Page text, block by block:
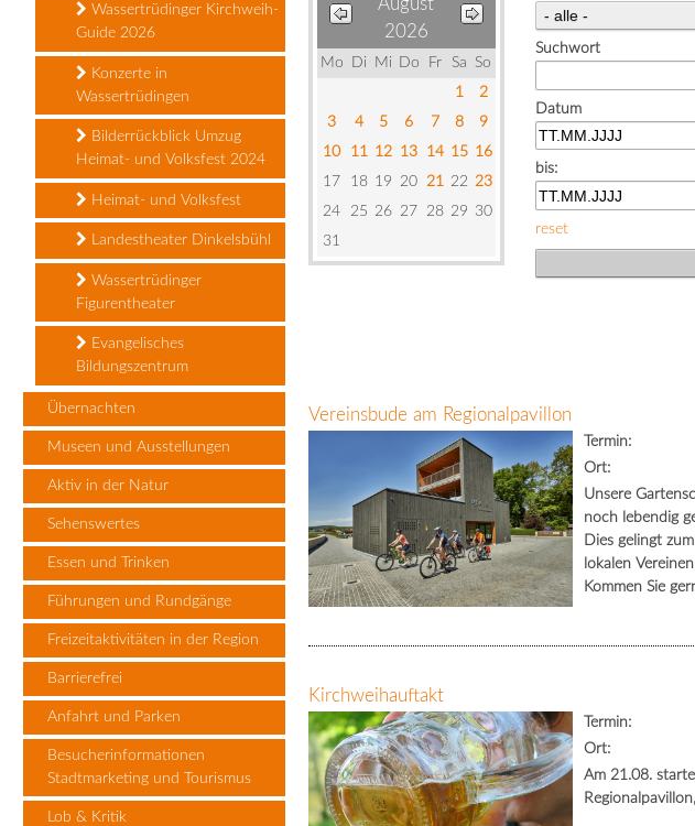
Wassertrüdinger Kirchweih-
Guide 2026
Konzerte in
Wassertrüdingen
Bilderrückblick Umzug
Heimat- und Volksfest 2024
Heimat- und Volksfest
Landestheater Dinkelsbühl
Wassertrüdinger
Figurentheater
Evangelisches
Bildungszentrum
Übernachten
Museen und Ausstellungen
Aktiv in der Natur
Sehenswertes
Essen und Trinken
Führungen und Rundgänge
Freizeitaktivitäten in der Region
Barrierefrei
Anfahrt und Parken
Besucherinformationen
Stadtmarketing und Tourismus
Lob & Kritik
August
2026
Mo Di Mi Do Fr Sa
So
1
2
3
4 5 6 7 8
9
10
11 12 13 14 15 16
17
18 19 20 21 22 23
24
25 26 27 28 29 30
31
Suchwort
Datum
bis:
reset
Vereinsbude am Regionalpavillon
Termin:
Ort:
Unsere
noch lebendig
Dies gelingt
lokalen
Kommen Sie
Kirchweihauftakt
Termin:
Ort:
Am 21.08.
Regionalpavillon,